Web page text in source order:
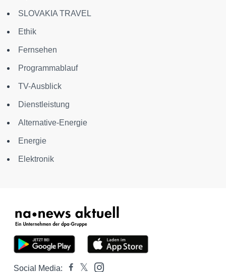
SLOVAKIA TRAVEL
Ethik
Fernsehen
Programmablauf
TV-Ausblick
Dienstleistung
Alternative-Energie
Energie
Elektronik
Social Media: